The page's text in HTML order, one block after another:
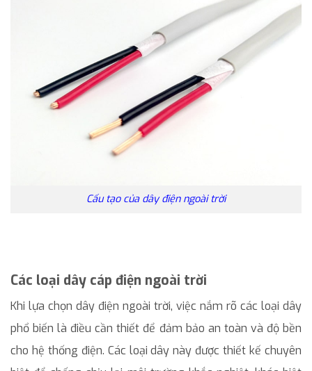
Cấu tạo của dây điện ngoài trời
Các loại dây cáp điện ngoài trời
Khi lựa chọn dây điện ngoài trời, việc nắm rõ các loại dây
phổ biến là điều cần thiết để đảm bảo an toàn và độ bền
cho hệ thống điện. Các loại dây này được thiết kế chuyên